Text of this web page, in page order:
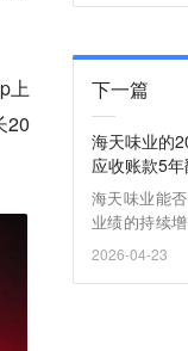
上
20
下一篇
海天味业的
应收账款5
海天味业能
业绩的持续
给出最终的答
2026-04-23